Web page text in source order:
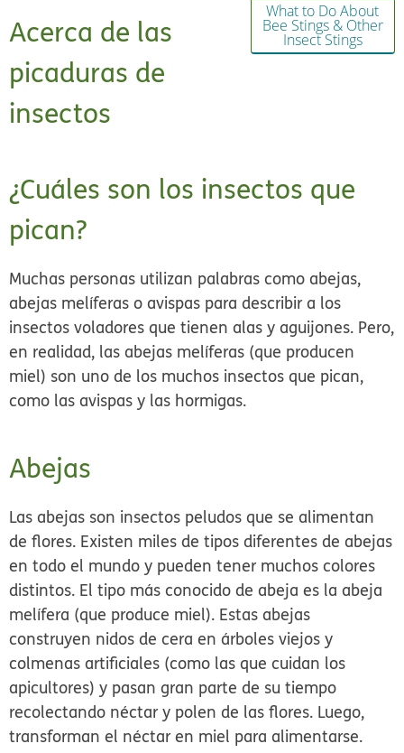
What to Do About
Bee Stings & Other
Insect Stings
Acerca de las
picaduras de
insectos
¿Cuáles son los insectos que
pican?
Muchas personas utilizan palabras como abejas,
abejas melíferas o avispas para describir a los
insectos voladores que tienen alas y aguijones. Pero,
en realidad, las abejas melíferas (que producen
miel) son uno de los muchos insectos que pican,
como las avispas y las hormigas.
Abejas
Las abejas son insectos peludos que se alimentan
de flores. Existen miles de tipos diferentes de abejas
en todo el mundo y pueden tener muchos colores
distintos. El tipo más conocido de abeja es la abeja
melífera (que produce miel). Estas abejas
construyen nidos de cera en árboles viejos y
colmenas artificiales (como las que cuidan los
apicultores) y pasan gran parte de su tiempo
recolectando néctar y polen de las flores. Luego,
transforman el néctar en miel para alimentarse.